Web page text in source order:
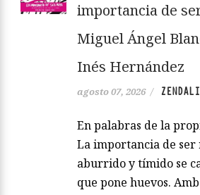
importancia de
Miguel Ángel
Inés Hernández
agosto 07, 2026 /
En palabras de la
La importancia de ser
aburrido y tímido se
que pone huevos.